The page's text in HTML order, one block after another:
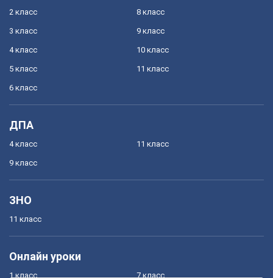
2 класс
3 класс
4 класс
5 класс
6 класс
8 класс
9 класс
10 класс
11 класс
ДПА
4 класс
9 класс
11 класс
ЗНО
11 класс
Онлайн уроки
1 класс 7 класс